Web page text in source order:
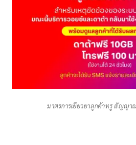
มาตรการเยียวยาลูกค้าทรู สัญญ